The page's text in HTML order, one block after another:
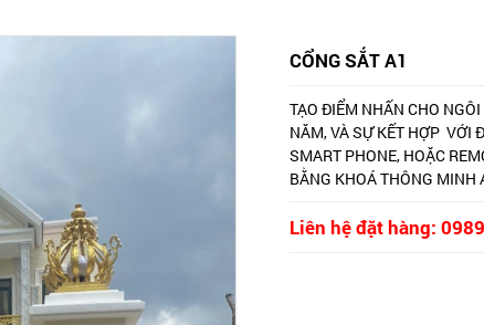
CỔNG SẮT A1
TẠO ĐIỂM NHẤN CHO
NĂM, VÀ SỰ KẾT HỢP VỚI
SMART PHONE, HOẶC
BẰNG KHOÁ THÔNG MINH
Liên hệ đặt hàng: